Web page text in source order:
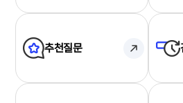
추천질문